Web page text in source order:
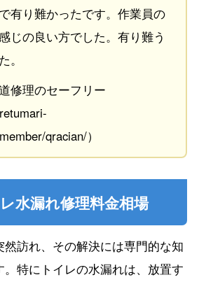
有り難かったです。作業員の
じの良い方でした。有り難う
。
修理のセーフリー
qracian/）
水漏れ修理料金相場
訪れ、その解決には専門的な知
特にトイレの水漏れは、放置す